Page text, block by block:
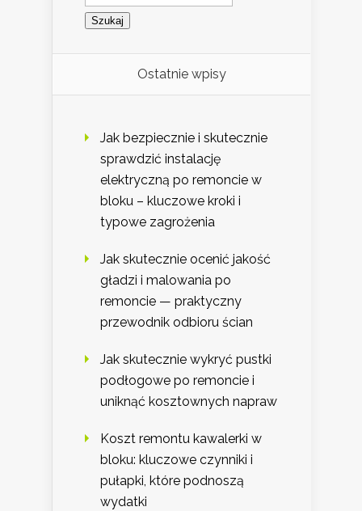
Ostatnie wpisy
Jak bezpiecznie i skutecznie
sprawdzić instalację
elektryczną po remoncie w
bloku – kluczowe kroki i
typowe zagrożenia
Jak skutecznie ocenić jakość
gładzi i malowania po
remoncie — praktyczny
przewodnik odbioru ścian
Jak skutecznie wykryć pustki
podłogowe po remoncie i
uniknąć kosztownych napraw
Koszt remontu kawalerki w
bloku: kluczowe czynniki i
pułapki, które podnoszą
wydatki